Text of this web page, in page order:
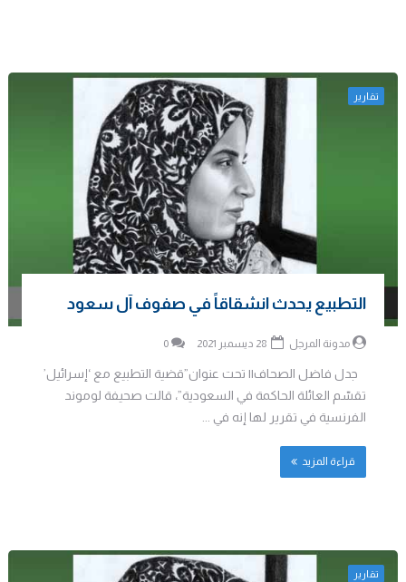
تقارير
التطبيع يحدث انشقاقاً في صفوف آل سعود
مدونة المرجل 0
جدل فاضل الصحاف|| تحت عنوان”قضية التطبيع مع ‘إسرائيل’
تقسّم العائلة الحاكمة في السعودية”، قالت صحيفة لوموند
الفرنسية في تقرير لها إنه في ...
قراءة المزيد
تقارير